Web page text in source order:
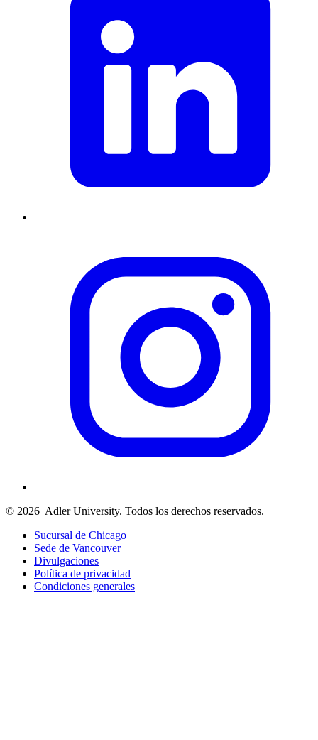
© 2026 Adler University. Todos los derechos reservados.
Sucursal de Chicago
Sede de Vancouver
Divulgaciones
Política de privacidad
Condiciones generales